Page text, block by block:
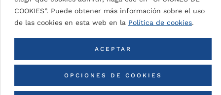
COOKIES”. Puede obtener más información sobre el uso
de las cookies en esta web en la Política de cookies.
OPCIONES DE COOKIES
ACEPTAR
VOLVER A TODOS LOS COLORES
Proyectos de DESIGN PVC
WOOD MALTA OAK
HOTELES
202